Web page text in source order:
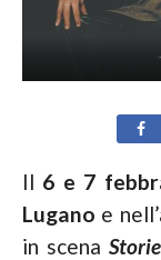
Il 6 e 7
Lugano e
in scena